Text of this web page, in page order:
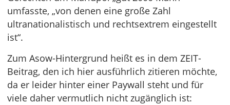
umfasste, „von denen eine große Zahl
ultranationalistisch und rechtsextrem eingestellt
ist“.
Zum Asow-Hintergrund heißt es in dem ZEIT-
Beitrag, den ich hier ausführlich zitieren möchte,
da er leider hinter einer Paywall steht und für
viele daher vermutlich nicht zugänglich ist: